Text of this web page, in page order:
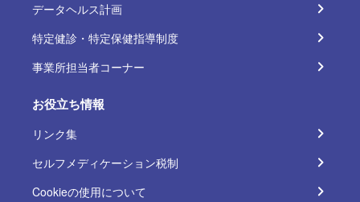
データヘルス計画
特定健診・特定保健指導制度
事業所担当者コーナー
お役立ち情報
リンク集
セルフメディケーション税制
Cookieの使用について